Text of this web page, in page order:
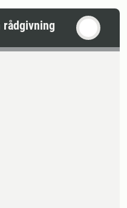
rådgivning